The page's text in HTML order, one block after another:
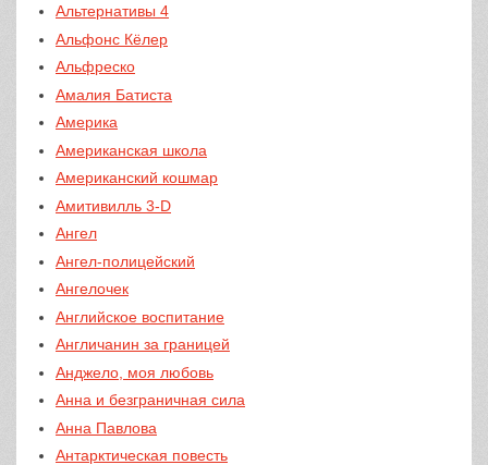
Альтернативы 4
Альфонс Кёлер
Альфреско
Амалия Батиста
Америка
Американская школа
Американский кошмар
Амитивилль 3-D
Ангел
Ангел-полицейский
Ангелочек
Английское воспитание
Англичанин за границей
Анджело, моя любовь
Анна и безграничная сила
Анна Павлова
Антарктическая повесть